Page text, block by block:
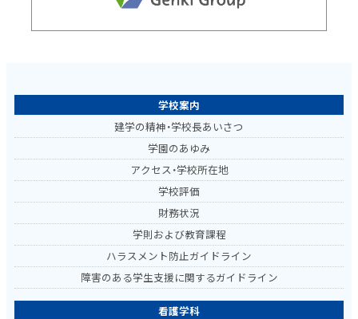
学校案内
建学の精神・学校長あいさつ
学園のあゆみ
アクセス・学校所在地
学校評価
財務状況
学則および教育課程
ハラスメント防止ガイドライン
障害のある学生支援に関するガイドライン
看護学科